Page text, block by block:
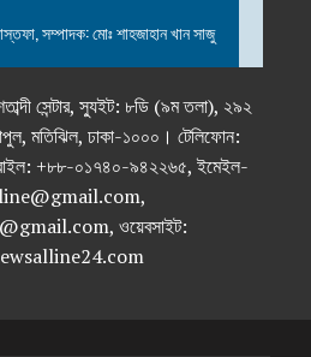
সম্পাদক: মোঃ শাহজাহান খান সাজু
সেন্টার, স্যুইট: ৮ডি (৯ম তলা), ২৯২
মতিঝিল, ঢাকা-১০০০। টেলিফোন:
+৮৮-০১৭৪০-৯৪২২৬৫, ইমেইল-
ওয়েবসাইট: